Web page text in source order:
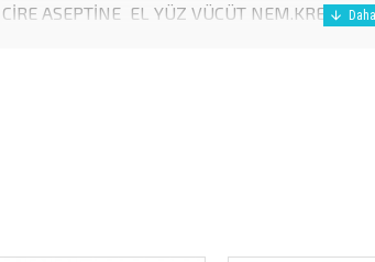
CİRE ASEPTİNE EL YÜZ VÜCÜT NEM.KREM